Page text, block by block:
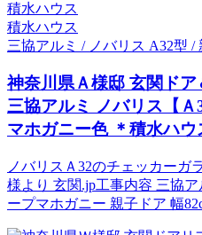
積水ハウス
三協アルミ / ノバリス A32型 /
神奈川県Ａ様邸 玄関ド
三協アルミ ノバリス【
マホガニー色 ＊積水ハウ
ノバリスＡ32のチェッカーガ
様より 玄関.jp工事内容 三協
ープマホガニー 親子ドア 幅